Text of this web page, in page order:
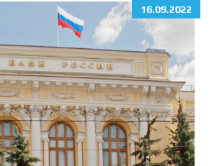
16.09.2022